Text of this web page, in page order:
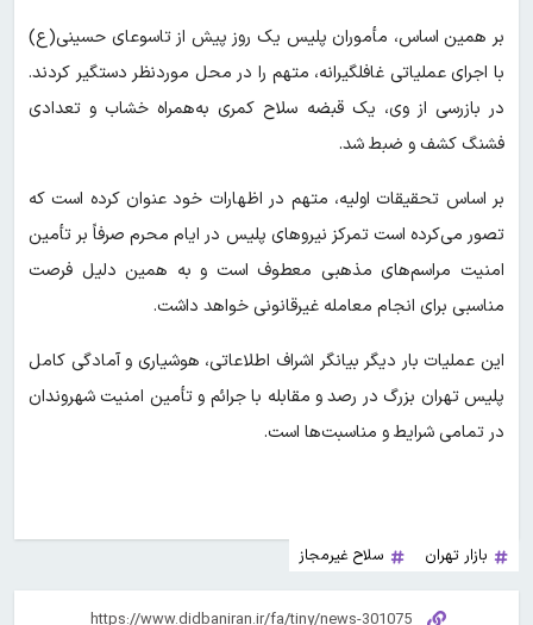
بر همین اساس، مأموران پلیس یک روز پیش از تاسوعای حسینی(ع)
با اجرای عملیاتی غافلگیرانه، متهم را در محل موردنظر دستگیر کردند.
در بازرسی از وی، یک قبضه سلاح کمری به‌همراه خشاب و تعدادی
فشنگ کشف و ضبط شد.
بر اساس تحقیقات اولیه، متهم در اظهارات خود عنوان کرده است که
تصور می‌کرده است تمرکز نیروهای پلیس در ایام محرم صرفاً بر تأمین
امنیت مراسم‌های مذهبی معطوف است و به همین دلیل فرصت
مناسبی برای انجام معامله غیرقانونی خواهد داشت.
این عملیات بار دیگر بیانگر اشراف اطلاعاتی، هوشیاری و آمادگی کامل
پلیس تهران بزرگ در رصد و مقابله با جرائم و تأمین امنیت شهروندان
در تمامی شرایط و مناسبت‌ها است.
بازار تهران سلاح غیرمجاز